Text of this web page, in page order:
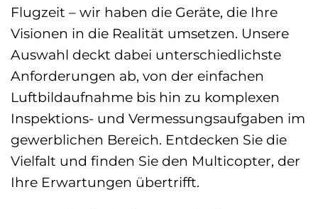
Flugzeit – wir haben die Geräte, die Ihre
Visionen in die Realität umsetzen. Unsere
Auswahl deckt dabei unterschiedlichste
Anforderungen ab, von der einfachen
Luftbildaufnahme bis hin zu komplexen
Inspektions- und Vermessungsaufgaben im
gewerblichen Bereich. Entdecken Sie die
Vielfalt und finden Sie den Multicopter, der
Ihre Erwartungen übertrifft.